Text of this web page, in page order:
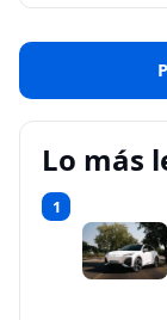
Lo más
1